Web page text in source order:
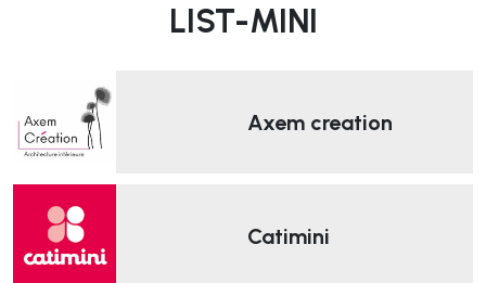
LIST-MINI
Axem creation
Catimini